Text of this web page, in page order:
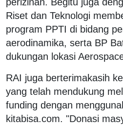
Riset dan Teknologi
program PPTI di bidang
aerodinamika, serta BP
dukungan lokasi
RAI juga berterimakasih
yang telah mendukung
funding dengan
kitabisa.com. "Donasi